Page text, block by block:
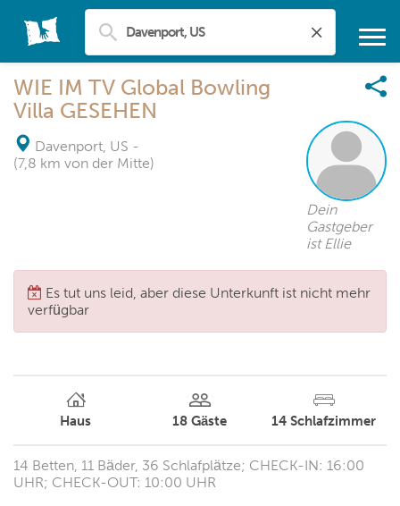
WIE IM TV Global Bowling
Villa GESEHEN
Davenport, US -
(7,8 km von der Mitte)
Dein
Gastgeber
ist Ellie
Es tut uns leid, aber diese Unterkunft ist nicht mehr
verfügbar
Haus 18 Gäste 14 Schlafzimmer
14 Betten, 11 Bäder, 36 Schlafplätze; CHECK-IN: 16:00
UHR; CHECK-OUT: 10:00 UHR